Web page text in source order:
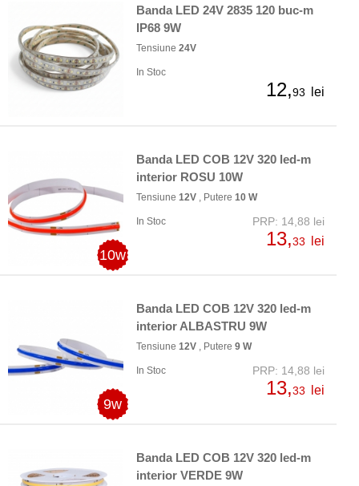
Banda LED 24V 2835 120 buc-m
IP68 9W
Tensiune 24V
In Stoc
12,93 lei
10w
Banda LED COB 12V 320 led-m
interior ROSU 10W
Tensiune 12V , Putere 10 W
In Stoc PRP: 14,88 lei
13,33 lei
9w
Banda LED COB 12V 320 led-m
interior ALBASTRU 9W
Tensiune 12V , Putere 9 W
In Stoc PRP: 14,88 lei
13,33 lei
Banda LED COB 12V 320 led-m
interior VERDE 9W